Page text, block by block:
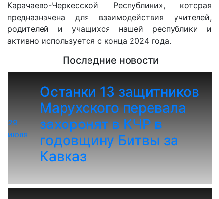
Карачаево-Черкесской Республики», которая
предназначена для взаимодействия учителей,
родителей и учащихся нашей республики и
активно используется с конца 2024 года.
Последние новости
29
июля
Останки 13 защитников
Марухского перевала
захоронят в КЧР в
годовщину Битвы за
Кавказ